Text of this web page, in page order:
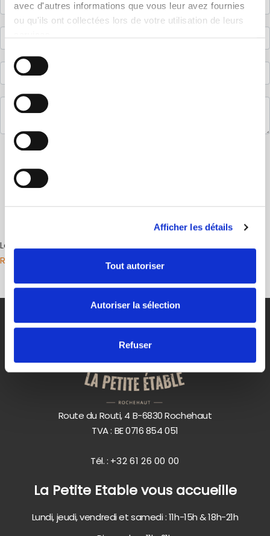
avec d'autres informations que vous leur avez fournies
ou qu'ils ont collectées lors de votre utilisation de leurs
du
consentement
Afficher les détails
Tout autoriser
Autoriser la sélection
Refuser
Les champs marqués * sont obligatoires
Règlement général sur la protection des données
Route du Routi, 4 B-6830 Rochehaut
TVA : BE 0716 854 051
Tél. : +32 61 26 00 00
La Petite Etable vous accueille
Lundi, jeudi, vendredi et samedi : 11h-15h & 18h-21h